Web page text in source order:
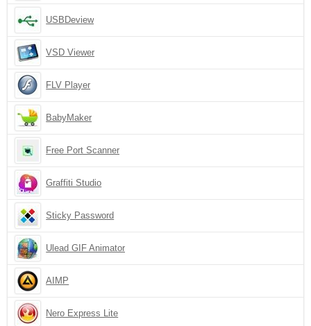
USBDeview
VSD Viewer
FLV Player
BabyMaker
Free Port Scanner
Graffiti Studio
Sticky Password
Ulead GIF Animator
AIMP
Nero Express Lite